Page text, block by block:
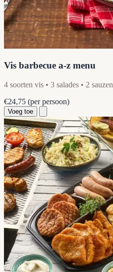
Vis barbecue a-z menu
4 soorten vis • 3 salades • 2 sauzen
€24,75 (per persoon)
Voeg toe